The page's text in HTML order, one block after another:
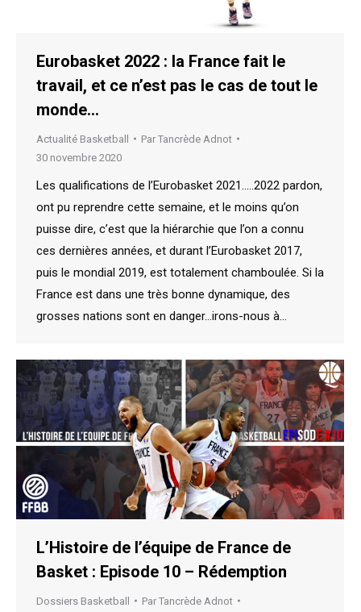
Eurobasket 2022 : la France fait le
travail, et ce n’est pas le cas de tout le
monde…
Actualité Basketball Par Tancrède Adnot
30 novembre 2020
Les qualifications de l’Eurobasket 2021…..2022 pardon,
ont pu reprendre cette semaine, et le moins qu’on
puisse dire, c’est que la hiérarchie que l’on a connu
ces dernières années, et durant l’Eurobasket 2017,
puis le mondial 2019, est totalement chamboulée. Si la
France est dans une très bonne dynamique, des
grosses nations sont en danger…irons-nous à…
L’Histoire de l’équipe de France de
Basket : Episode 10 – Rédemption
Dossiers Basketball Par Tancrède Adnot